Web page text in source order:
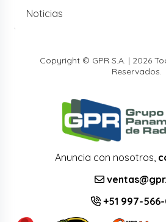
Noticias
Copyright © GPR S.A. | 2026
Reservados.
Anuncia con nosotros,
+51 997-